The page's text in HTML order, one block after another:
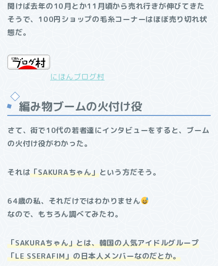
聞けば去年の10月とか11月頃から売れ行きが伸びてきた
そうで、100円ショップの毛糸コーナーはほぼ売り切れ状
態だ。
にほんブログ村
編み物ブームの火付け役
さて、街で10代の若者達にインタビューをすると、ブーム
の火付け役がわかった。
それは「SAKURAちゃん」という方だそう。
64歳の私、それだけではわかりません
なので、もちろん調べてみたわ。
「SAKURAちゃん」とは、韓国の人気アイドルグループ
「LE SSERAFIM」の日本人メンバーなのだとか。